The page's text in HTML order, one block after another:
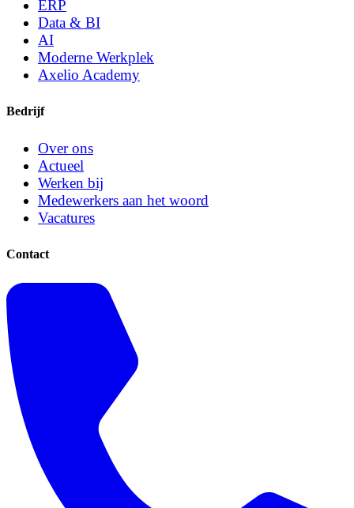
ERP
Data & BI
AI
Moderne Werkplek
Axelio Academy
Bedrijf
Over ons
Actueel
Werken bij
Medewerkers aan het woord
Vacatures
Contact